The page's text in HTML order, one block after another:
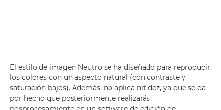
El estilo de imagen Neutro se ha diseñado para reproducir
los colores con un aspecto natural (con contraste y
saturación bajos). Además, no aplica nitidez, ya que se da
por hecho que posteriormente realizarás